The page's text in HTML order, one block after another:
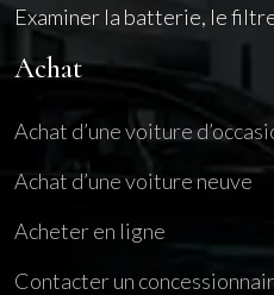
Examiner la batterie, le
Achat
Achat d’une voiture
Achat d’une voiture neuve
Acheter en ligne
Contacter un